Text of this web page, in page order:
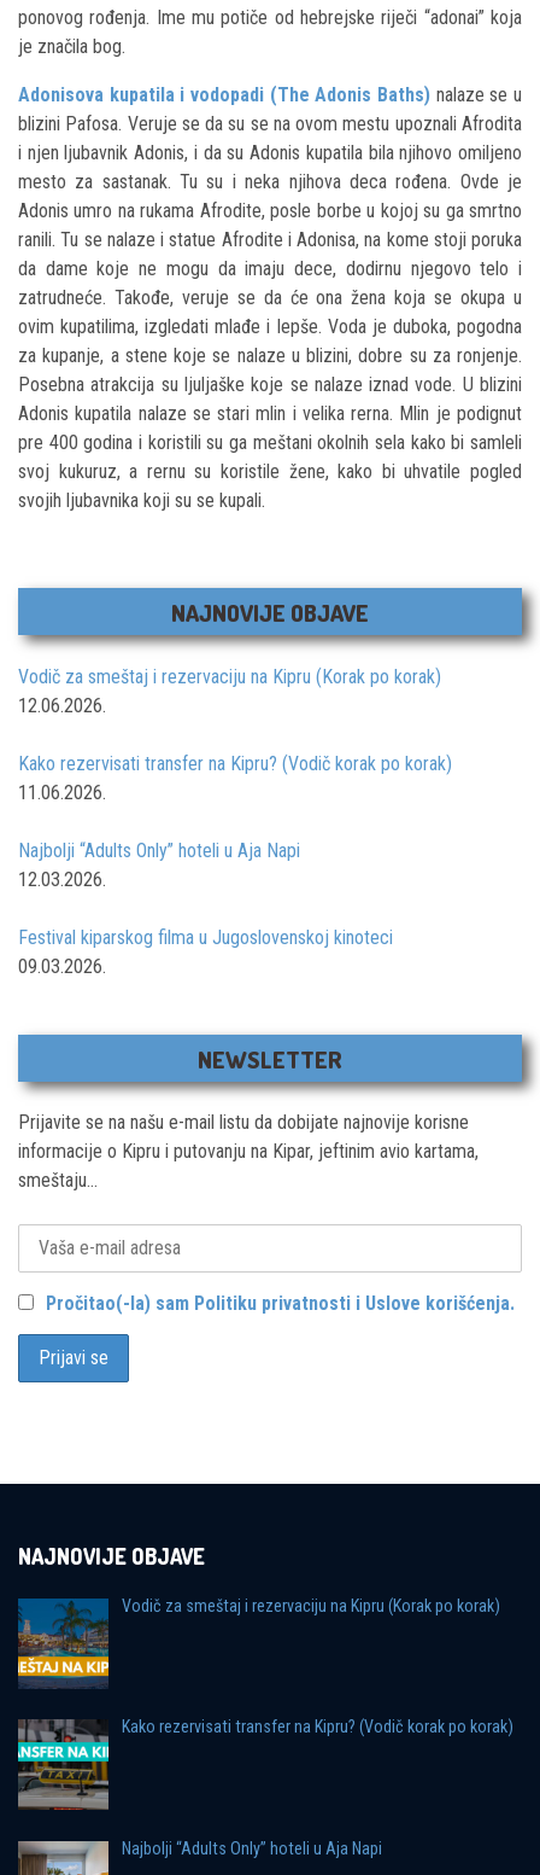
ponovog rođenja. Ime mu potiče od hebrejske riječi “adonai” koja
je značila bog.
Adonisova kupatila i vodopadi (The Adonis Baths) nalaze se u
blizini Pafosa. Veruje se da su se na ovom mestu upoznali Afrodita
i njen ljubavnik Adonis, i da su Adonis kupatila bila njihovo omiljeno
mesto za sastanak. Tu su i neka njihova deca rođena. Ovde je
Adonis umro na rukama Afrodite, posle borbe u kojoj su ga smrtno
ranili. Tu se nalaze i statue Afrodite i Adonisa, na kome stoji poruka
da dame koje ne mogu da imaju dece, dodirnu njegovo telo i
zatrudneće. Takođe, veruje se da će ona žena koja se okupa u
ovim kupatilima, izgledati mlađe i lepše. Voda je duboka, pogodna
za kupanje, a stene koje se nalaze u blizini, dobre su za ronjenje.
Posebna atrakcija su ljuljaške koje se nalaze iznad vode. U blizini
Adonis kupatila nalaze se stari mlin i velika rerna. Mlin je podignut
pre 400 godina i koristili su ga meštani okolnih sela kako bi samleli
svoj kukuruz, a rernu su koristile žene, kako bi uhvatile pogled
svojih ljubavnika koji su se kupali.
NAJNOVIJE OBJAVE
Vodič za smeštaj i rezervaciju na Kipru (Korak po korak)
12.06.2026.
Kako rezervisati transfer na Kipru? (Vodič korak po korak)
11.06.2026.
Najbolji “Adults Only” hoteli u Aja Napi
12.03.2026.
Festival kiparskog filma u Jugoslovenskoj kinoteci
09.03.2026.
NEWSLETTER
Prijavite se na našu e-mail listu da dobijate najnovije korisne
informacije o Kipru i putovanju na Kipar, jeftinim avio kartama,
smeštaju...
Pročitao(-la) sam Politiku privatnosti i Uslove korišćenja.
NAJNOVIJE OBJAVE
Vodič za smeštaj i rezervaciju na Kipru (Korak po korak)
Kako rezervisati transfer na Kipru? (Vodič korak po korak)
Najbolji “Adults Only” hoteli u Aja Napi